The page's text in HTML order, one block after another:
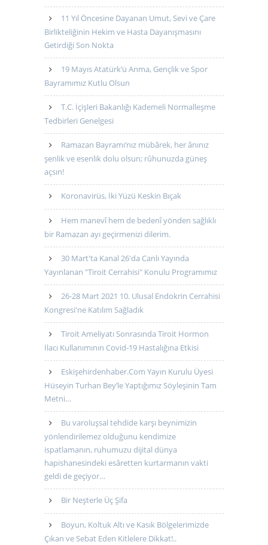
11 Yıl Öncesine Dayanan Umut, Sevi ve Çare
Birlikteliğinin Hekim ve Hasta Dayanışmasını
Getirdiği Son Nokta
19 Mayıs Atatürk’ü Anma, Gençlik ve Spor
Bayramımız Kutlu Olsun
T.C. İçişleri Bakanlığı Kademeli Normalleşme
Tedbirleri Genelgesi
Ramazan Bayramı’nız mübârek, her ânınız
şenlik ve esenlik dolu olsun; rûhunuzda güneş
açsın!
Koronavirüs, İki Yüzü Keskin Bıçak
Hem manevî hem de bedenî yönden sağlıklı
bir Ramazan ayı geçirmenizi dilerim.
30 Mart'ta Kanal 26'da Canlı Yayında
Yayınlanan "Tiroit Cerrahisi" Konulu Programımız
26-28 Mart 2021 10. Ulusal Endokrin Cerrahisi
Kongresi'ne Katılım Sağladık
Tiroit Ameliyatı Sonrasında Tiroit Hormon
İlacı Kullanımının Covid-19 Hastalığına Etkisi
Eskişehirdenhaber.Com Yayın Kurulu Üyesi
Hüseyin Turhan Bey’le Yaptığımız Söyleşinin Tam
Metni…
Bu varoluşsal tehdide karşı beynimizin
yönlendirilemez olduğunu kendimize
ispatlamanın, ruhumuzu dijital dünya
hapishanesindeki esâretten kurtarmanın vakti
geldi de geçiyor…
Bir Neşterle Üç Şifa
Boyun, Koltuk Altı ve Kasık Bölgelerimizde
Çıkan ve Sebat Eden Kitlelere Dikkat!..